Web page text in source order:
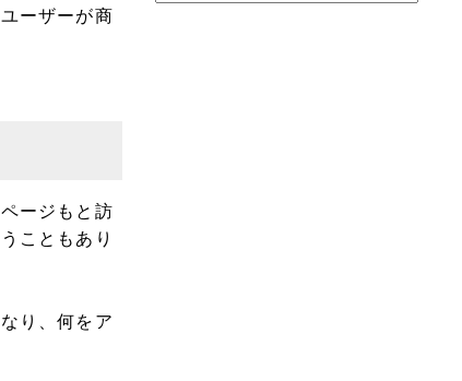
ーザーが商
ージもと訪
こともあり
り、何をア